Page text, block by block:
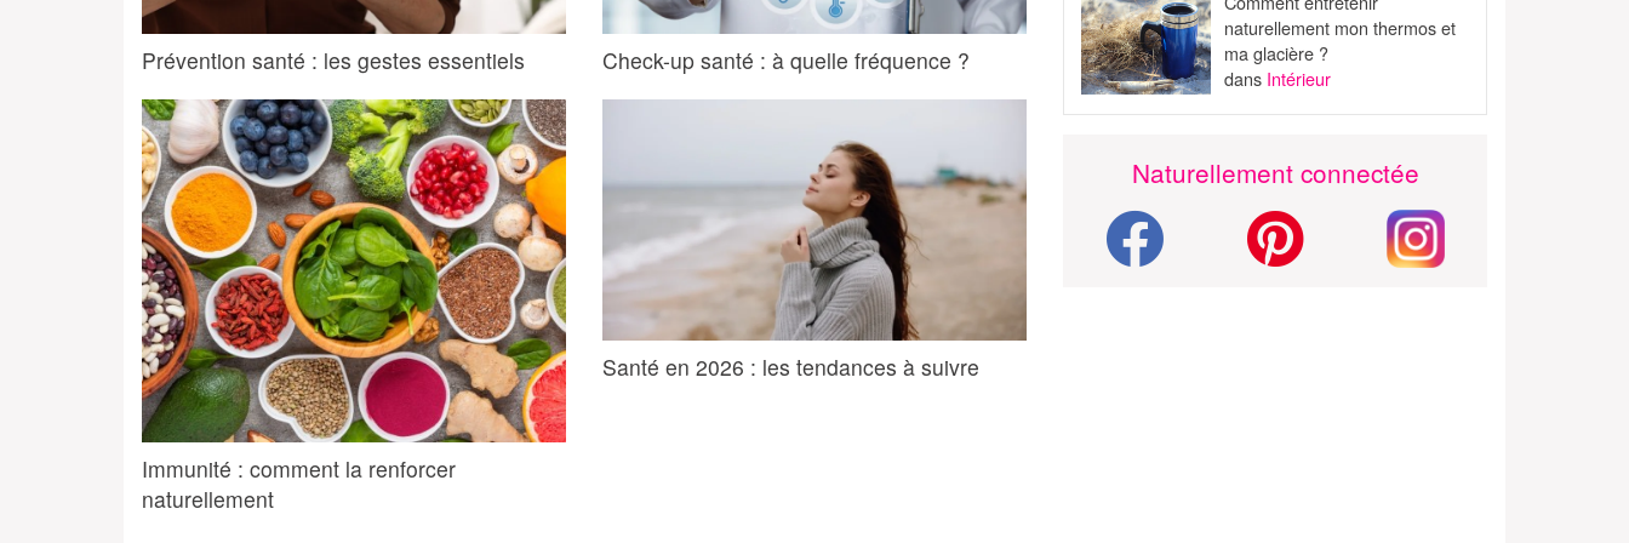
Prévention santé : les gestes essentiels Check-up santé : à quelle fréquence ?
Immunité : comment la renforcer
naturellement
Santé en 2026 : les tendances à suivre
naturellement mon thermos et
ma glacière ?
dans Intérieur
Naturellement connectée